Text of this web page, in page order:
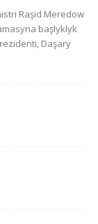
Raşid Meredow
başlyklyk
Daşary